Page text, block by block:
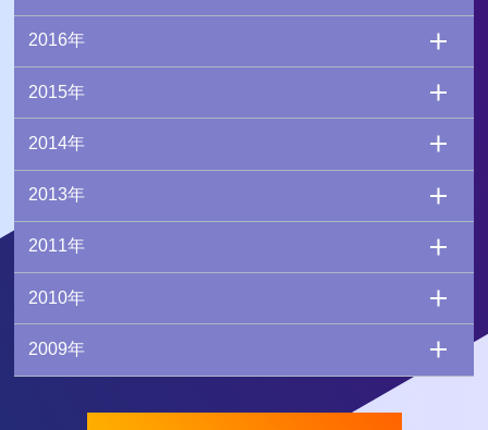
2016年
2015年
2014年
2013年
2011年
2010年
2009年